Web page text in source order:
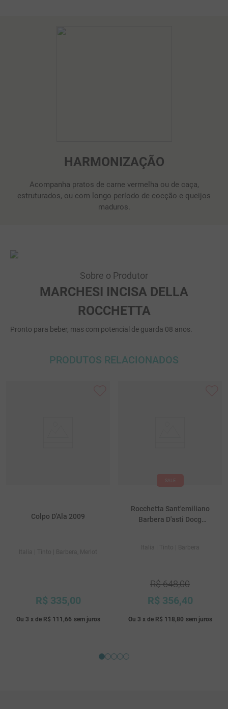
HARMONIZAÇÃO
Acompanha pratos de carne vermelha ou de caça,
estruturados, ou com longo período de cocção e queijos
maduros.
Sobre o Produtor
MARCHESI INCISA DELLA
ROCCHETTA
Pronto para beber, mas com potencial de guarda 08 anos.
PRODUTOS RELACIONADOS
Colpo D'Ala 2009
R$ 335,00
Ou 3 xde R$ 111,66 sem juros
Rocchetta Sant'emiliano
Barbera D'asti Docg
R$648,00
R$ 356,40
Ou 3 xde R$ 118,80 sem juros